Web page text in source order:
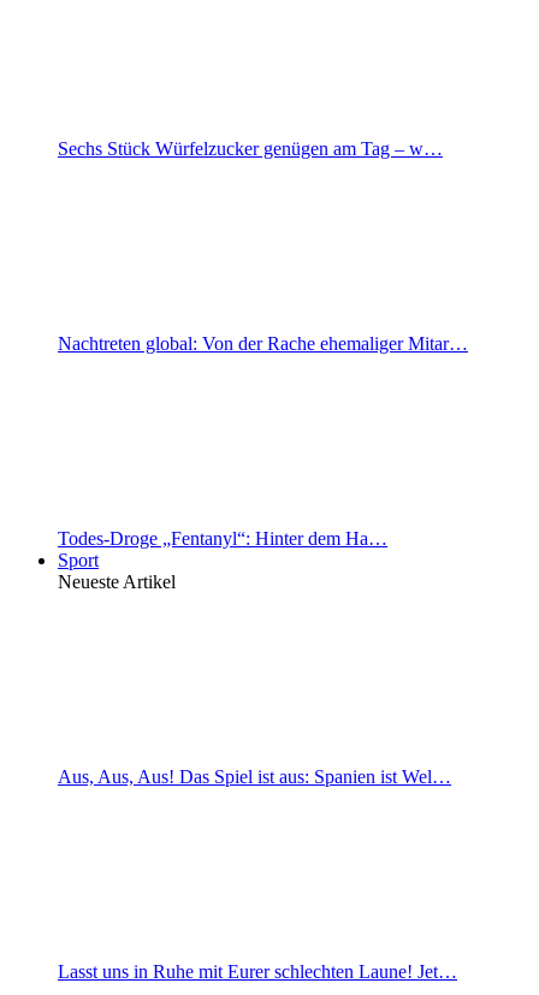
Sechs Stück Würfelzucker genügen am Tag – w…
Nachtreten global: Von der Rache ehemaliger Mitar…
Todes-Droge „Fentanyl“: Hinter dem Ha…
Sport
Neueste Artikel
Aus, Aus, Aus! Das Spiel ist aus: Spanien ist Wel…
Lasst uns in Ruhe mit Eurer schlechten Laune! Jet…